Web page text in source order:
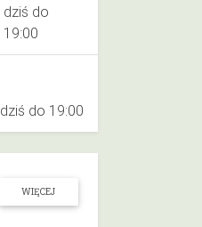
dziś do
19:00
dziś do 19:00
WIĘCEJ